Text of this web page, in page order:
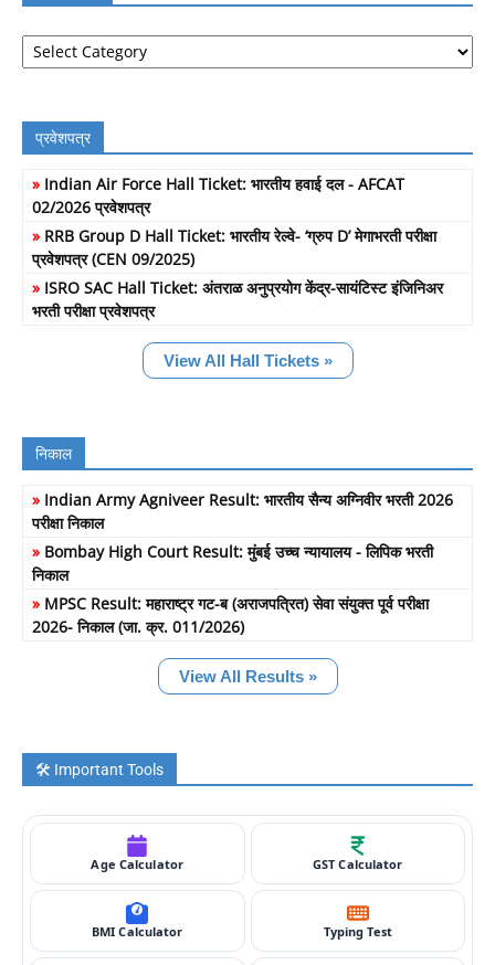
Job
Filter
प्रवेशपत्र
» Indian Air Force Hall Ticket: भारतीय हवाई दल - AFCAT
02/2026 प्रवेशपत्र
» RRB Group D Hall Ticket: भारतीय रेल्वे- ‘ग्रुप D’ मेगाभरती परीक्षा
प्रवेशपत्र (CEN 09/2025)
» ISRO SAC Hall Ticket: अंतराळ अनुप्रयोग केंद्र-सायंटिस्ट इंजिनिअर
भरती परीक्षा प्रवेशपत्र
View All Hall Tickets »
निकाल
» Indian Army Agniveer Result: भारतीय सैन्य अग्निवीर भरती 2026
परीक्षा निकाल
» Bombay High Court Result: मुंबई उच्च न्यायालय - लिपिक भरती
निकाल
» MPSC Result: महाराष्ट्र गट-ब (अराजपत्रित) सेवा संयुक्त पूर्व परीक्षा
2026- निकाल (जा. क्र. 011/2026)
View All Results »
🛠️ Important Tools
Age Calculator GST Calculator
BMI Calculator Typing Test